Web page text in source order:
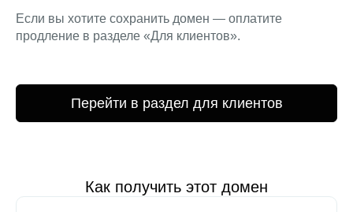
Если вы хотите сохранить домен — оплатите
продление в разделе «Для клиентов».
Перейти в раздел для клиентов
Как получить этот домен